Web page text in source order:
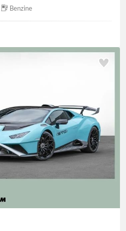
Benzine